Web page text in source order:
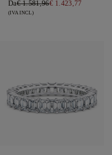
Da€ 1.581,96€ 1.423,77
(IVA INCL)